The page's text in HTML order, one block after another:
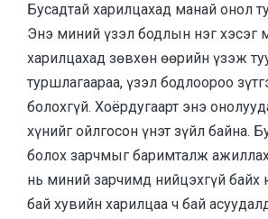
Бусадтай харилцахад манай онол
Энэ миний үзэл бодлын нэг хэсэг
харилцахад зөвхөн өөрийн үзэж
туршлагаараа, үзэл бодлоороо
болохгүй. Хоёрдугаарт энэ
хүнийг ойлгосон үнэт зүйл байна.
болох зарчмыг баримталж
нь миний зарчимд нийцэхгүй
бай хувийн харилцаа ч бай